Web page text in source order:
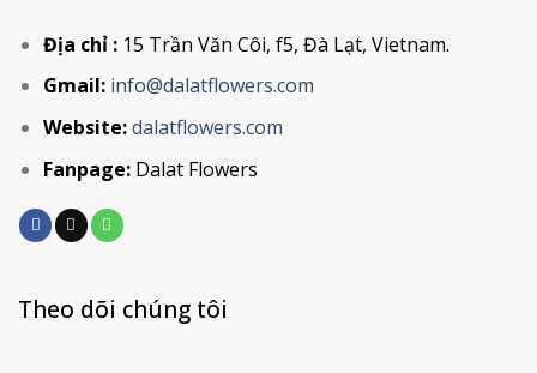
Địa chỉ :15 Trần Văn Côi, f5, Đà Lạt, Vietnam.
Gmail: info@dalatflowers.com
Website:dalatflowers.com
Fanpage: Dalat Flowers
Theo dõi chúng tôi